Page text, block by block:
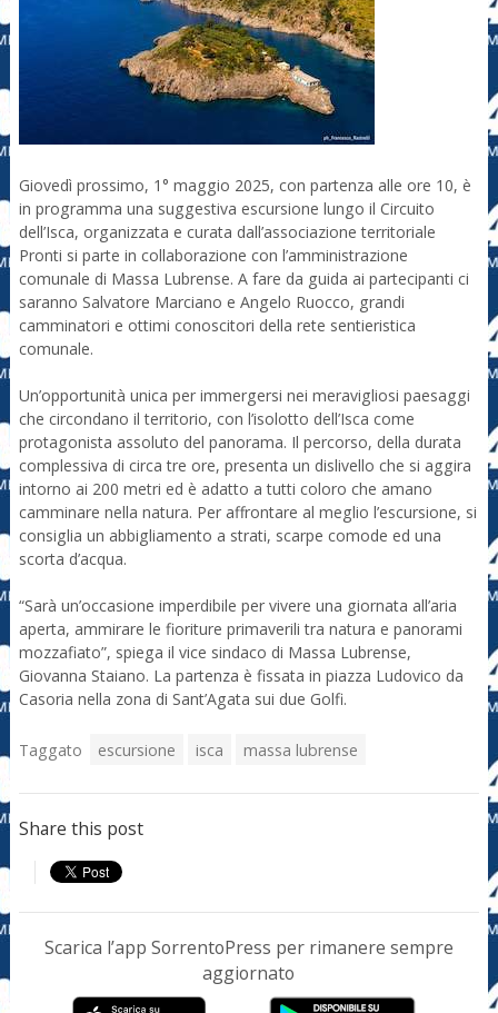
Giovedì prossimo, 1° maggio 2025, con partenza alle ore 10, è
in programma una suggestiva escursione lungo il Circuito
dell’Isca, organizzata e curata dall’associazione territoriale
Pronti si parte in collaborazione con l’amministrazione
comunale di Massa Lubrense. A fare da guida ai partecipanti ci
saranno Salvatore Marciano e Angelo Ruocco, grandi
camminatori e ottimi conoscitori della rete sentieristica
comunale.
Un’opportunità unica per immergersi nei meravigliosi paesaggi
che circondano il territorio, con l’isolotto dell’Isca come
protagonista assoluto del panorama. Il percorso, della durata
complessiva di circa tre ore, presenta un dislivello che si aggira
intorno ai 200 metri ed è adatto a tutti coloro che amano
camminare nella natura. Per affrontare al meglio l’escursione, si
consiglia un abbigliamento a strati, scarpe comode ed una
scorta d’acqua.
“Sarà un’occasione imperdibile per vivere una giornata all’aria
aperta, ammirare le fioriture primaverili tra natura e panorami
mozzafiato”, spiega il vice sindaco di Massa Lubrense,
Giovanna Staiano. La partenza è fissata in piazza Ludovico da
Casoria nella zona di Sant’Agata sui due Golfi.
Taggato escursione isca massa lubrense
Share this post
Scarica l’app SorrentoPress per rimanere sempre
aggiornato